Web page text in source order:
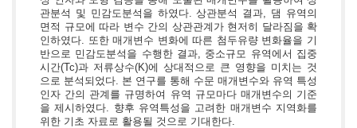
관분석 및 민감도분석을 하였다. 상관분석 결과, 댐 유역의
면적 규모에 따라 변수 간의 상관관계가 현저히 달라짐을 확
인하였다. 또한 매개변수 변화에 따른 첨두유량 변화율을 기
반으로 민감도분석을 수행한 결과, 중소규모 유역에서 집중
시간(Tc)과 저류상수(K)에 상대적으로 큰 영향을 미치는 것
으로 분석되었다. 본 연구를 통해 수문 매개변수와 유역 특성
인자 간의 관계를 규명하여 유역 규모마다 매개변수의 기준
을 제시하였다. 향후 유역특성을 고려한 매개변수 지역화를
위한 기초 자료로 활용될 것으로 기대한다.